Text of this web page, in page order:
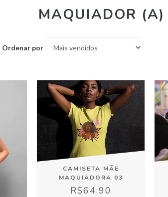
MAQUIADOR (A)
Ordenar por
CAMISETA MÃE
MAQUIADORA 03
R$64,90